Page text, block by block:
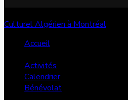
Culturel Algérien à Montréal
Accueil
Activités
Calendrier
Bénévolat